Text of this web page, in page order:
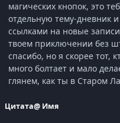
магических кнопок, это
отдельную тему-дневник
ссылками на новые
твоем приключении без
спасибо, но я скорее тот,
много болтает и мало
глянем, как ты в Старом
Цитата@ Имя